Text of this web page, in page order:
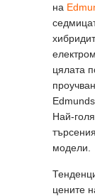
на
цялата
Най-
модели.
цените